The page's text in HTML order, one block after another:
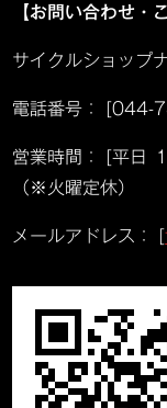
【お問い合わせ・
サイクルショップ
電話番号： [044-
営業時間： [平日
（※火曜定休）
メールアドレス： [